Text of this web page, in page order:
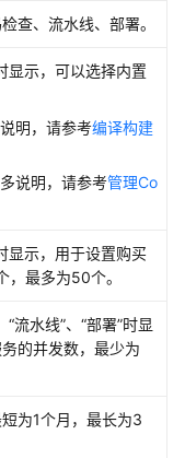
查、流水线、部署。
显示，可以选择内置
明，请参考编译构建
说明，请参考管理Co
显示，用于设置购买
，最多为50个。
“流水线”、“部署”时显
的并发数，最少为
为1个月，最长为3